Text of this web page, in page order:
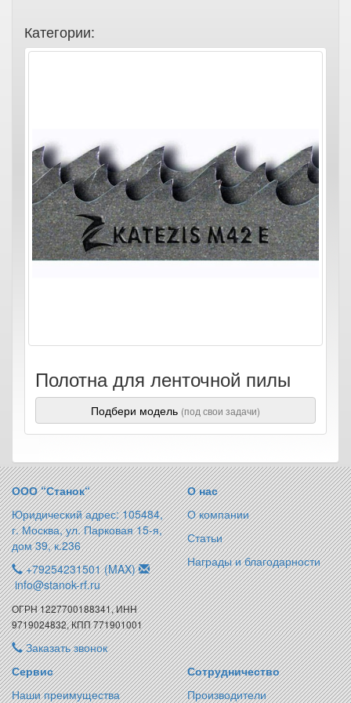
Категории:
Полотна для ленточной пилы
Подбери модель (под свои задачи)
ООО “Станок“
Юридический адрес: 105484,
г. Москва, ул. Парковая 15-я,
дом 39, к.236
+79254231501 (MAX)
info@stanok-rf.ru
ОГРН 1227700188341, ИНН
9719024832, КПП 771901001
Заказать звонок
О нас
О компании
Статьи
Награды и благодарности
Сервис
Наши преимущества
Сотрудничество
Производители